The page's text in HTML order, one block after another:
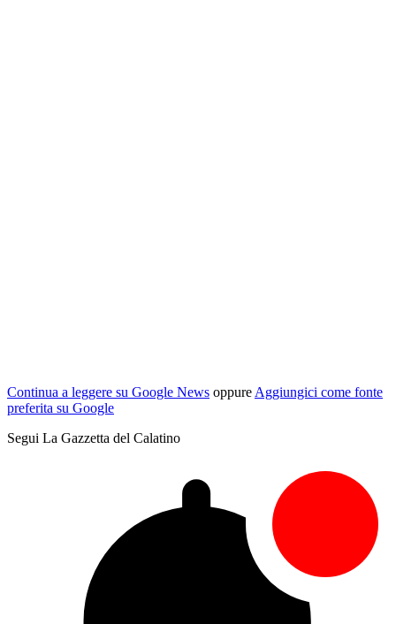
Continua a leggere su Google News oppure Aggiungici come fonte
preferita su Google
Segui La Gazzetta del Calatino